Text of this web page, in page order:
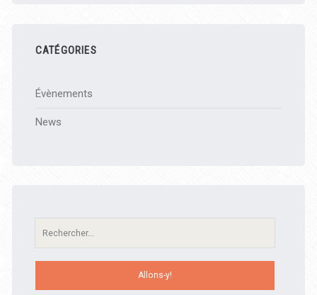
CATÉGORIES
Évènements
News
Recherche: